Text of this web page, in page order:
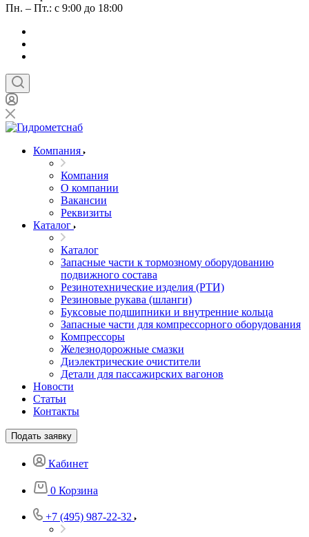
Пн. – Пт.: с 9:00 до 18:00
Компания
Компания
О компании
Вакансии
Реквизиты
Каталог
Каталог
Запасные части к тормозному оборудованию
подвижного состава
Резинотехнические изделия (РТИ)
Резиновые рукава (шланги)
Буксовые подшипники и внутренние кольца
Запасные части для компрессорного оборудования
Компрессоры
Железнодорожные смазки
Диэлектрические очистители
Детали для пассажирских вагонов
Новости
Статьи
Контакты
Подать заявку
Кабинет
0 Корзина
+7 (495) 987-22-32